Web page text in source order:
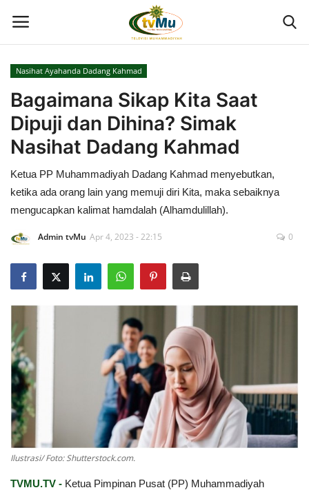
Home
Live Streaming
Program
Geliat PTMA
Kolom
Kontak Kami
Index
Kualitas Siaran
Nasihat Ayahanda Dadang Kahmad
Bagaimana Sikap Kita Saat
Dipuji dan Dihina? Simak
Nasihat Dadang Kahmad
Ketua PP Muhammadiyah Dadang Kahmad menyebutkan,
ketika ada orang lain yang memuji diri Kita, maka sebaiknya
mengucapkan kalimat hamdalah (Alhamdulillah).
Admin tvMu Apr 4, 2023 - 22:15 0
Ilustrasi/ Foto: Shutterstock.com.
TVMU.TV - Ketua Pimpinan Pusat (PP) Muhammadiyah